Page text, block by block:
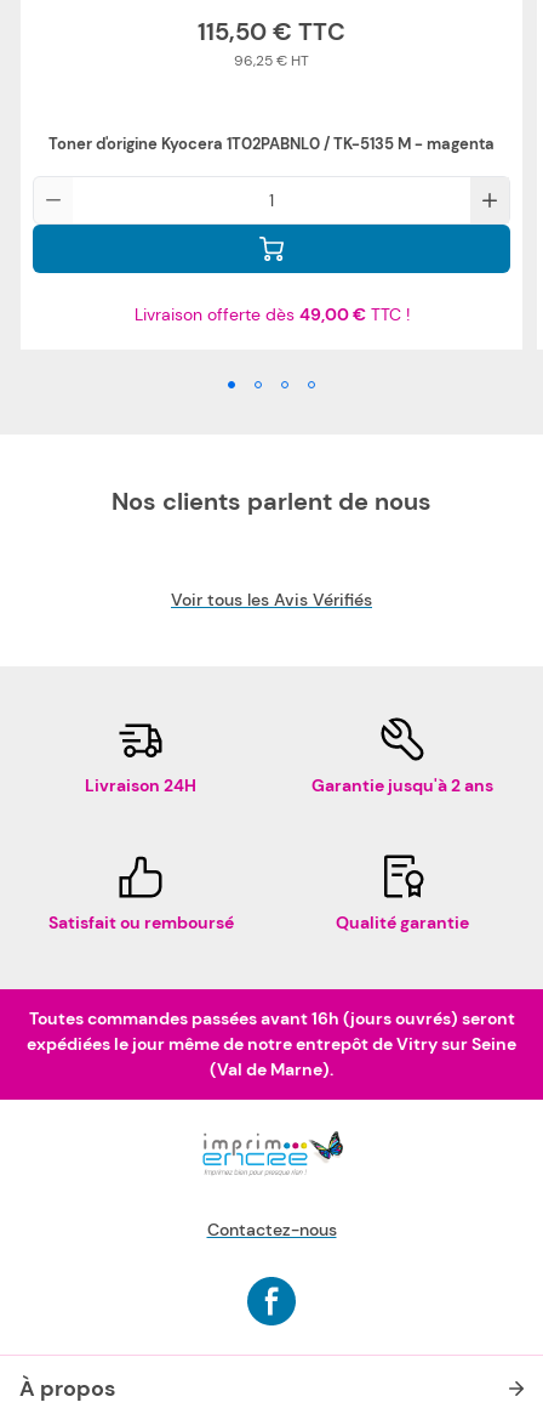
115,50 €
96,25 €
Toner d'origine Kyocera 1T02PABNL0 / TK-5135 M - magenta
Livraison offerte dès 49,00 €TTC !
Nos clients parlent de nous
Voir tous les Avis Vérifiés
Livraison 24H Garantie jusqu'à 2 ans
Satisfait ou remboursé Qualité garantie
Toutes commandes passées avant 16h (jours ouvrés) seront
expédiées le jour même de notre entrepôt de Vitry sur Seine
(Val de Marne).
Contactez-nous
À propos